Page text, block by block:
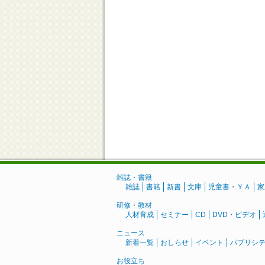
雑誌・書籍
雑誌
書籍 新書 文庫 児童書・ＹＡ
研修・教材
人材育成
セミナー CD DVD・ビデオ
ニュース
新着一覧
おしらせ イベント パブリシ
お役立ち